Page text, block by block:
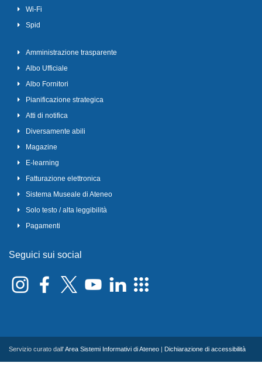
Wi-Fi
Spid
Amministrazione trasparente
Albo Ufficiale
Albo Fornitori
Pianificazione strategica
Atti di notifica
Diversamente abili
Magazine
E-learning
Fatturazione elettronica
Sistema Museale di Ateneo
Solo testo / alta leggibilità
Pagamenti
Seguici sui social
Servizio curato dall'Area Sistemi Informativi di Ateneo Dichiarazione di accessibilità